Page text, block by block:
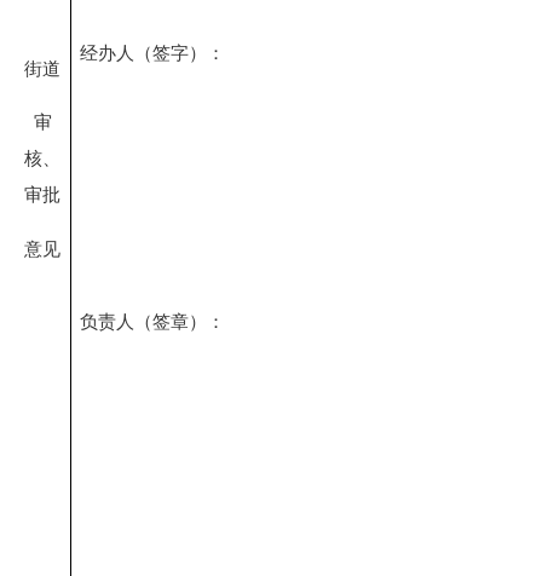
街道
审
核、
审批
意见
经办人（签字）：
负责人（签章）：